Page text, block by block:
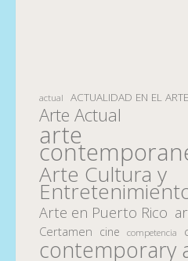
actual ACTUALIDAD EN EL ARTE
Arte Actual
arte
Arte Cultura y
Arte en Puerto Rico
Certamen cine competencia
contemporary